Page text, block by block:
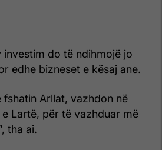
investim do të ndihmojë jo
edhe bizneset e kësaj ane.
fshatin Arllat, vazhdon në
Lartë, për të vazhduar më
tha ai.